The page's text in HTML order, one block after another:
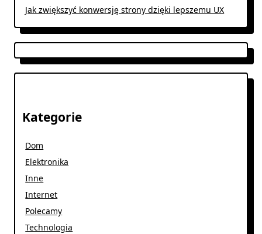
Jak zwiększyć konwersję strony dzięki lepszemu UX
Kategorie
Dom
Elektronika
Inne
Internet
Polecamy
Technologia